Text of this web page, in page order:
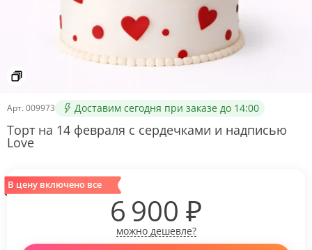
Арт. 009973 Доставим сегодня при заказе до 14:00
Торт на 14 февраля с сердечками и надписью
Love
В цену включено все
6 900 ₽
можно дешевле?